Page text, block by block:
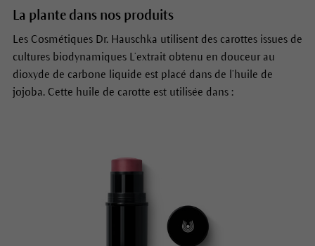
La plante dans nos produits
Les Cosmétiques Dr. Hauschka utilisent des carottes issues de
cultures biodynamiques L’extrait obtenu en douceur au
dioxyde de carbone liquide est placé dans de l’huile de
jojoba. Cette huile de carotte est utilisée dans :